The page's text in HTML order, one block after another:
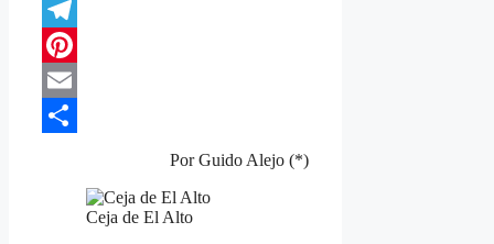
Twitter
Telegram
Pinterest
Email
Por Guido Alejo (*)
Ceja de El Alto